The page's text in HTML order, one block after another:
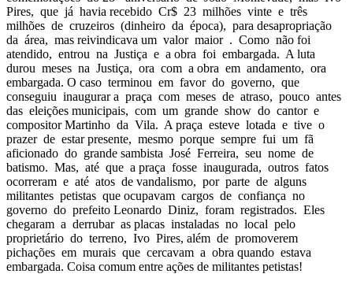
Pires, que já havia recebido Cr$ 23 milhões vinte e três
milhões de cruzeiros (dinheiro da época), para desapropriação
da área, mas reivindicava um valor maior . Como não foi
atendido, entrou na Justiça e a obra foi embargada. A luta
durou meses na Justiça, ora com a obra em andamento, ora
embargada. O caso terminou em favor do governo, que
conseguiu inaugurar a praça com meses de atraso, pouco antes
das eleições municipais, com um grande show do cantor e
compositor Martinho da Vila. A praça esteve lotada e tive o
prazer de estar presente, mesmo porque sempre fui um fã
aficionado do grande sambista José Ferreira, seu nome de
batismo. Mas, até que a praça fosse inaugurada, outros fatos
ocorreram e até atos de vandalismo, por parte de alguns
militantes petistas que ocupavam cargos de confiança no
governo do prefeito Leonardo Diniz, foram registrados. Eles
chegaram a derrubar as placas instaladas no local pelo
proprietário do terreno, Ivo Pires, além de promoverem
pichações em murais que cercavam a obra quando estava
embargada. Coisa comum entre ações de militantes petistas!